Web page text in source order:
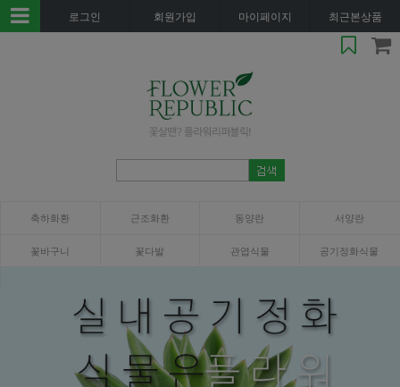
로그인 회원가입 마이페이지 최근본상품
축하화환 근조화환 동양란 서양란
꽃바구니 꽃다발 관엽식물 공기정화식물